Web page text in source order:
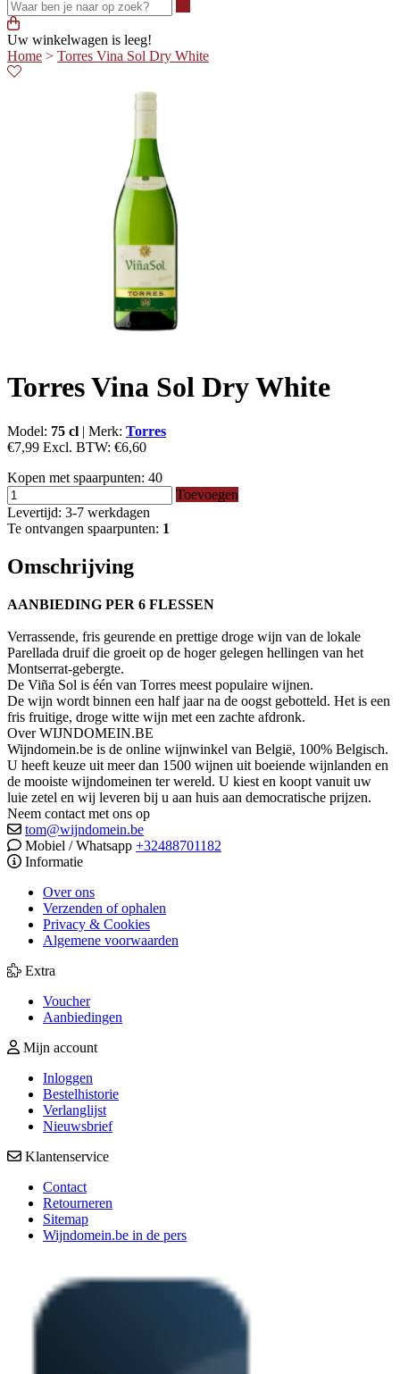
Uw winkelwagen is leeg!
Home > Torres Vina Sol Dry White
Torres Vina Sol Dry White
Model: 75 cl | Merk: Torres
€7,99 Excl. BTW: €6,60
Kopen met spaarpunten: 40
Toevoegen
Levertijd: 3-7 werkdagen
Te ontvangen spaarpunten: 1
Omschrijving
AANBIEDING PER 6 FLESSEN
Verrassende, fris geurende en prettige droge wijn van de lokale
Parellada druif die groeit op de hoger gelegen hellingen van het
Montserrat-gebergte.
De Viña Sol is één van Torres meest populaire wijnen.
De wijn wordt binnen een half jaar na de oogst gebotteld. Het is een
fris fruitige, droge witte wijn met een zachte afdronk.
Over WIJNDOMEIN.BE
Wijndomein.be is de online wijnwinkel van België, 100% Belgisch.
U heeft keuze uit meer dan 1500 wijnen uit boeiende wijnlanden en
de mooiste wijndomeinen ter wereld. U kiest en koopt vanuit uw
luie zetel en wij leveren bij u aan huis aan democratische prijzen.
Neem contact met ons op
tom@wijndomein.be
Mobiel / Whatsapp +32488701182
Informatie
Over ons
Verzenden of ophalen
Privacy & Cookies
Algemene voorwaarden
Extra
Voucher
Aanbiedingen
Mijn account
Inloggen
Bestelhistorie
Verlanglijst
Nieuwsbrief
Klantenservice
Contact
Retourneren
Sitemap
Wijndomein.be in de pers